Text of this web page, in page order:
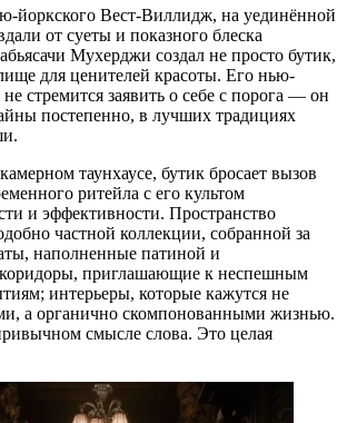
йоркского Вест-Виллидж, на уединённой
от суеты и показного блеска
Мухерджи создал не просто бутик,
для ценителей красоты. Его нью-
стремится заявить о себе с порога — он
постепенно, в лучших традициях
таунхаусе, бутик бросает вызов
ритейла с его культом
и эффективности. Пространство
частной коллекции, собранной за
наполненные патиной и
приглашающие к неспешным
интерьеры, которые кажутся не
а органично скомпонованными жизнью.
смысле слова. Это целая